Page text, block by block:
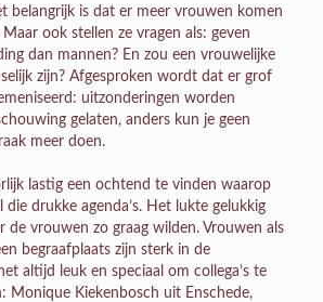
belangrijk is dat er meer vrouwen komen
ook stellen ze vragen als: geven
dan mannen? En zou een vrouwelijke
zijn? Afgesproken wordt dat er grof
uitzonderingen worden
gelaten, anders kun je geen
meer doen.
lastig een ochtend te vinden waarop
die drukke agenda’s. Het lukte gelukkig
de vrouwen zo graag wilden. Vrouwen als
begraafplaats zijn sterk in de
altijd leuk en speciaal om collega’s te
Monique Kiekenbosch uit Enschede,